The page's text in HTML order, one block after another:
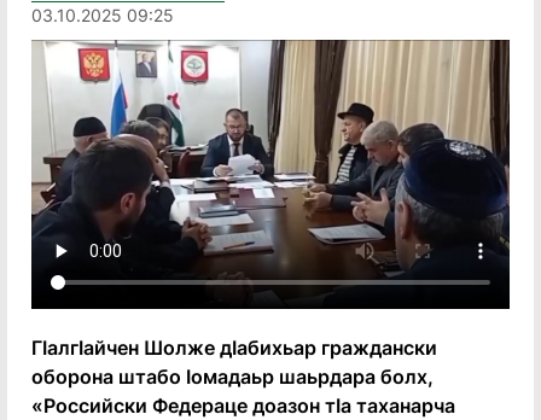
03.10.2025 09:25
ГӏалгӀайчен Шолже дӀабихьар граждански
оборона штабо ӏомадаьр шаьрдара болх,
«Российски Федераце доазон тӀа таханарча